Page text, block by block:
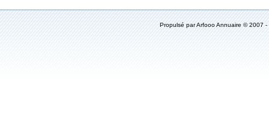
Propulsé par Arfooo Annuaire ©